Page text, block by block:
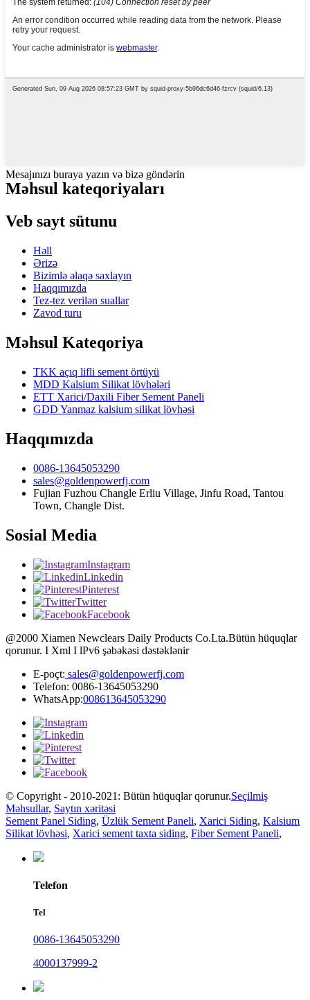
Mesajınızı buraya yazın və bizə göndərin
Məhsul kateqoriyaları
Veb sayt sütunu
Həll
Ərizə
Bizimlə əlaqə saxlayın
Haqqımızda
Tez-tez verilən suallar
Zavod turu
Məhsul Kateqoriya
TKK açıq lifli sement örtüyü
MDD Kalsium Silikat lövhələri
ETT Xarici/Daxili Fiber Sement Paneli
GDD Yanmaz kalsium silikat lövhəsi
Haqqımızda
0086-13645053290
sales@goldenpowerfj.com
Fujian Fuzhou Changle Erliu Village, Jinfu Road, Tantou
Town, Changle Dist.
Sosial Media
Instagram
Linkedin
Pinterest
Twitter
Facebook
@2000 Xiamen Newclears Daily Products Co.Lta.Bütün hüquqlar
qorunur. I Xml I lPv6 şəbəkəsi dəstəklənir
E-poçt: sales@goldenpowerfj.com
Telefon: 0086-13645053290
WhatsApp:008613645053290
© Copyright - 2010-2021: Bütün hüquqlar qorunur.Seçilmiş
Məhsullar, Saytın xəritəsi
Sement Panel Siding, Üzlük Sement Paneli, Xarici Siding, Kalsium
Silikat lövhəsi, Xarici sement taxta siding, Fiber Sement Paneli,
Telefon
Tel
0086-13645053290
4000137999-2